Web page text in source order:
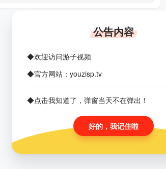
公告内容
◆欢迎访问游子视频
◆官方网站：youzisp.tv
◆点击我知道了，弹窗当天不在弹出！
好的，我记住啦